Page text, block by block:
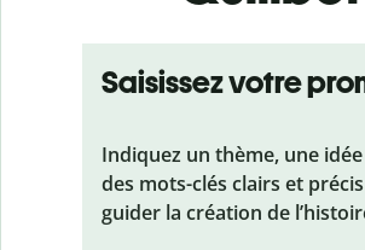
Saisissez votre
Indiquez un thème, une
des mots-clés clairs et
guider la création de